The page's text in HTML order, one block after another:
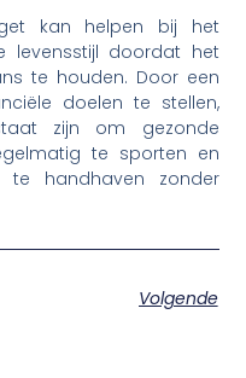
kan helpen bij het
levensstijl doordat het
te houden. Door een
doelen te stellen,
zijn om gezonde
te sporten en
te handhaven zonder
Volgende